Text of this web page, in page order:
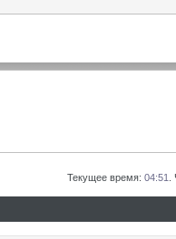
Текущее время: 04:51